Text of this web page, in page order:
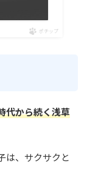
ポチップ
代から続く浅草
は、サクサクと